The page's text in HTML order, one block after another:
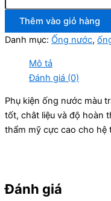
Thêm vào giỏ hàng
Danh mục: Ống nước,
Mô tả
Đánh giá (0)
Phụ kiện ống nước màu
tốt, chât liệu và độ hoàn
thẩm mỹ cực cao cho hệ
Đánh giá